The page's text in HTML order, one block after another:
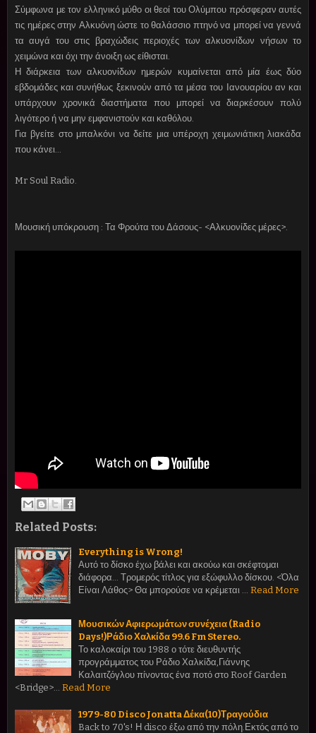
Σύμφωνα με τον ελληνικό μύθο οι θεοί του Ολύμπου πρόσφεραν αυτές
τις ημέρες στην Αλκυόνη ώστε το θαλάσσιο πτηνό να μπορεί να γεννά
τα αυγά του στις βραχώδεις περιοχές των αλκυονίδων νήσων το
χειμώνα και όχι την άνοιξη ως είθισται.
Η διάρκεια των αλκυονίδων ημερών κυμαίνεται από μία έως δύο
εβδομάδες και συνήθως ξεκινούν από τα μέσα του Ιανουαρίου αν και
υπάρχουν χρονικά διαστήματα που μπορεί να διαρκέσουν πολύ
λιγότερο ή να μην εμφανιστούν και καθόλου.
Για βγείτε στο μπαλκόνι να δείτε μια υπέροχη χειμωνιάτικη λιακάδα
που κάνει...
Mr Soul Radio.
Μουσική υπόκρουση : Τα Φρούτα του Δάσους- <Αλκυονίδες μέρες>.
Related Posts:
Everything is Wrong!
Αυτό το δίσκο έχω βάλει και ακούω και σκέφτομαι
διάφορα... Τρομερός τίτλος για εξώφυλλο δίσκου. <Όλα
Είναι Λάθος> Θα μπορούσε να κρέμεται …
Read More
Μουσικών Αφιερωμάτων συνέχεια (Radio
Days!)Ράδιο Χαλκίδα 99.6 Fm Stereo.
Το καλοκαίρι του 1988 ο τότε διευθυντής
προγράμματος του Ράδιο Χαλκίδα,Γιάννης
Καλαιτζόγλου πίνοντας ένα ποτό στο Roof Garden
<Bridge>…
Read More
1979-80 Disco Jonatta Δέκα(10)Τραγούδια
Back to 70's! Η disco έξω από την πόλη.Εκτός από το